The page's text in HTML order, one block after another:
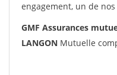
engagement, un de
GMF Assurances
LANGON Mutuelle